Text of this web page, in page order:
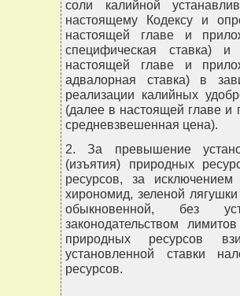
соли калийной
настоящему Кодексу и
настоящей главе и
специфическая ставка)
настоящей главе и
адвалорная ставка) в
реализации калийных
(далее в настоящей главе и
средневзвешенная цена).
2. За превышение
(изъятия) природных
ресурсов, за исключением
хирономид, зеленой
обыкновенной, без
законодательством
природных ресурсов
установленной ставки
ресурсов.